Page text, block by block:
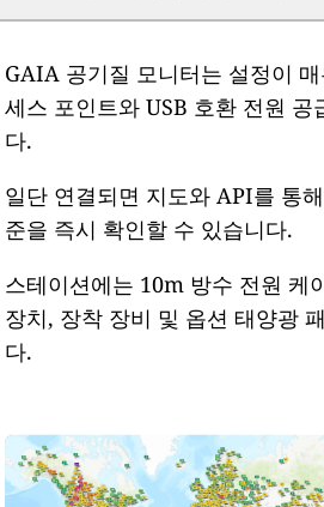
GAIA 공기질 모니터는 설정이
세스 포인트와 USB 호환 전원 공
다.
일단 연결되면 지도와 API를 통
준을 즉시 확인할 수 있습니다.
스테이션에는 10m 방수 전원 케
장치, 장착 장비 및 옵션 태양광
다.